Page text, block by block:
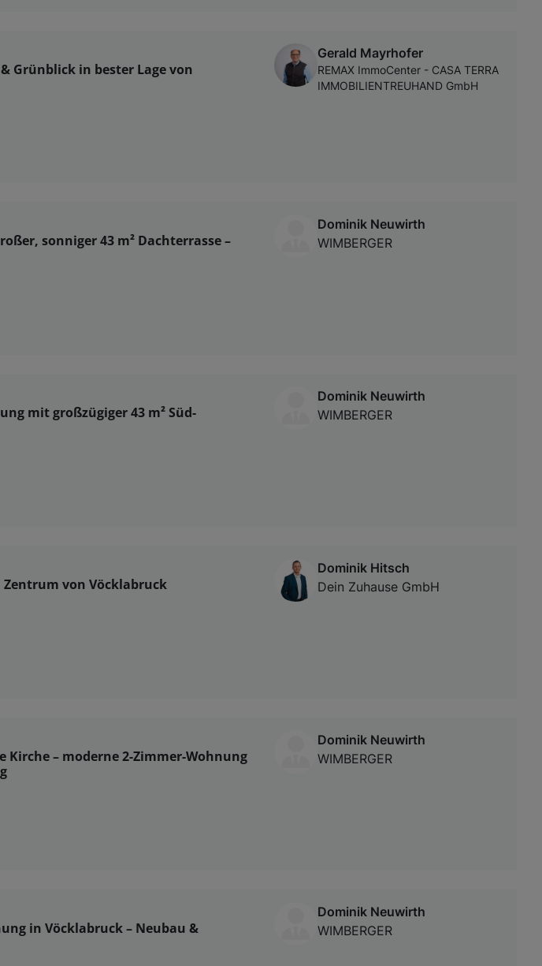
Grünblick in bester Lage von
Gerald Mayrhofer
REMAX ImmoCenter - CASA TERRA
IMMOBILIENTREUHAND GmbH
sonniger 43 m² Dachterrasse –
Dominik Neuwirth
WIMBERGER
mit großzügiger 43 m² Süd-
Dominik Neuwirth
WIMBERGER
Zentrum von Vöcklabruck
Dominik Hitsch
Dein Zuhause GmbH
– moderne 2-Zimmer-Wohnung
Dominik Neuwirth
WIMBERGER
in Vöcklabruck – Neubau &
Dominik Neuwirth
WIMBERGER